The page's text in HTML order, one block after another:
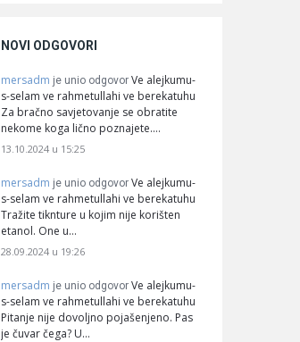
NOVI ODGOVORI
mersadm je unio odgovor Ve alejkumu-
s-selam ve rahmetullahi ve berekatuhu
Za bračno savjetovanje se obratite
nekome koga lično poznajete.…
13.10.2024 u 15:25
mersadm je unio odgovor Ve alejkumu-
s-selam ve rahmetullahi ve berekatuhu
Tražite tiknture u kojim nije korišten
etanol. One u…
28.09.2024 u 19:26
mersadm je unio odgovor Ve alejkumu-
s-selam ve rahmetullahi ve berekatuhu
Pitanje nije dovoljno pojašenjeno. Pas
je čuvar čega? U…